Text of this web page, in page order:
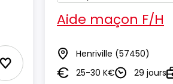
Ajouter aux Favoris
Aide maçon F/H
Lieu Henriville (57450)
Salaire25-30 K€Durée29 jours